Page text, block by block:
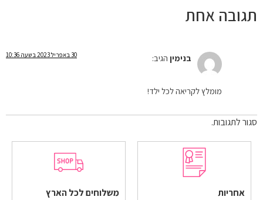
תגובה אחת
בנימין הגיב: 30 באפריל 2023 בשעה 10:36
מומלץ לקריאה לכל ילד!
סגור לתגובות.
אחריות
משלוחים לכל הארץ